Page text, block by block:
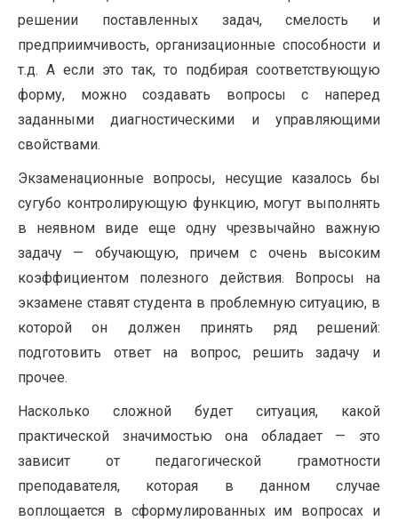
решении поставленных задач, смелость и
предприимчивость, организационные способности и
т.д. А если это так, то подбирая соответствующую
форму, можно создавать вопросы с наперед
заданными диагностическими и управляющими
свойствами.
Экзаменационные вопросы, несущие казалось бы
сугубо контролирующую функцию, могут выполнять
в неявном виде еще одну чрезвычайно важную
задачу — обучающую, причем с очень высоким
коэффициентом полезного действия. Вопросы на
экзамене ставят студента в проблемную ситуацию, в
которой он должен принять ряд решений:
подготовить ответ на вопрос, решить задачу и
прочее.
Насколько сложной будет ситуация, какой
практической значимостью она обладает — это
зависит от педагогической грамотности
преподавателя, которая в данном случае
воплощается в сформулированных им вопросах и